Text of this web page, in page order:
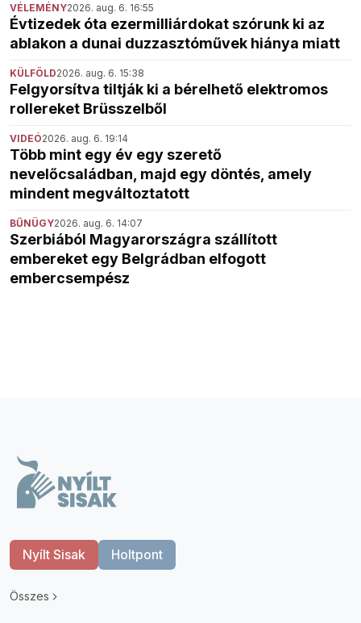
VÉLEMÉNY2026. aug. 6. 16:55
Évtizedek óta ezermilliárdokat szórunk ki az
ablakon a dunai duzzasztóművek hiánya miatt
KÜLFÖLD2026. aug. 6. 15:38
Felgyorsítva tiltják ki a bérelhető elektromos
rollereket Brüsszelből
VIDEÓ2026. aug. 6. 19:14
Több mint egy év egy szerető
nevelőcsaládban, majd egy döntés, amely
mindent megváltoztatott
BŰNÜGY2026. aug. 6. 14:07
Szerbiából Magyarországra szállított
embereket egy Belgrádban elfogott
embercsempész
Nyílt Sisak Holtpont
Összes